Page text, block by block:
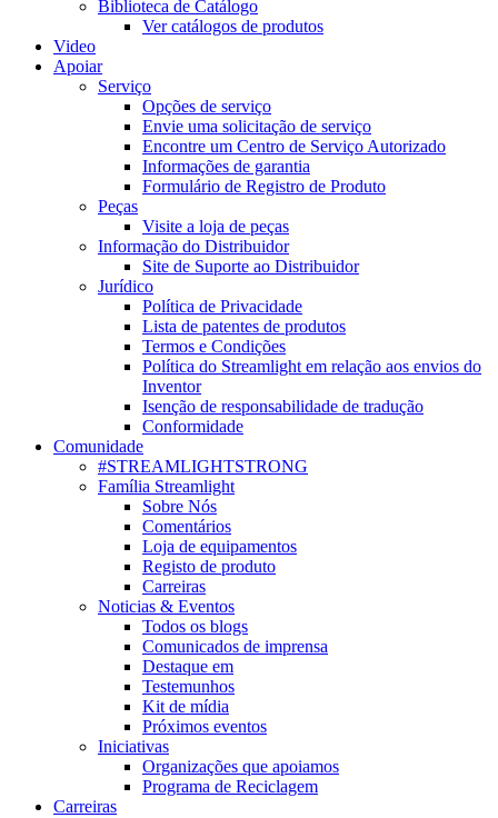
Biblioteca de Catálogo
Ver catálogos de produtos
Video
Apoiar
Serviço
Opções de serviço
Envie uma solicitação de serviço
Encontre um Centro de Serviço Autorizado
Informações de garantia
Formulário de Registro de Produto
Peças
Visite a loja de peças
Informação do Distribuidor
Site de Suporte ao Distribuidor
Jurídico
Política de Privacidade
Lista de patentes de produtos
Termos e Condições
Política do Streamlight em relação aos envios do
Inventor
Isenção de responsabilidade de tradução
Conformidade
Comunidade
#STREAMLIGHTSTRONG
Família Streamlight
Sobre Nós
Comentários
Loja de equipamentos
Registo de produto
Carreiras
Noticias & Eventos
Todos os blogs
Comunicados de imprensa
Destaque em
Testemunhos
Kit de mídia
Próximos eventos
Iniciativas
Organizações que apoiamos
Programa de Reciclagem
Carreiras